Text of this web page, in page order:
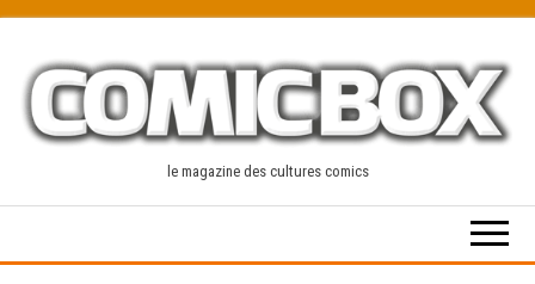
content
le magazine des cultures comics